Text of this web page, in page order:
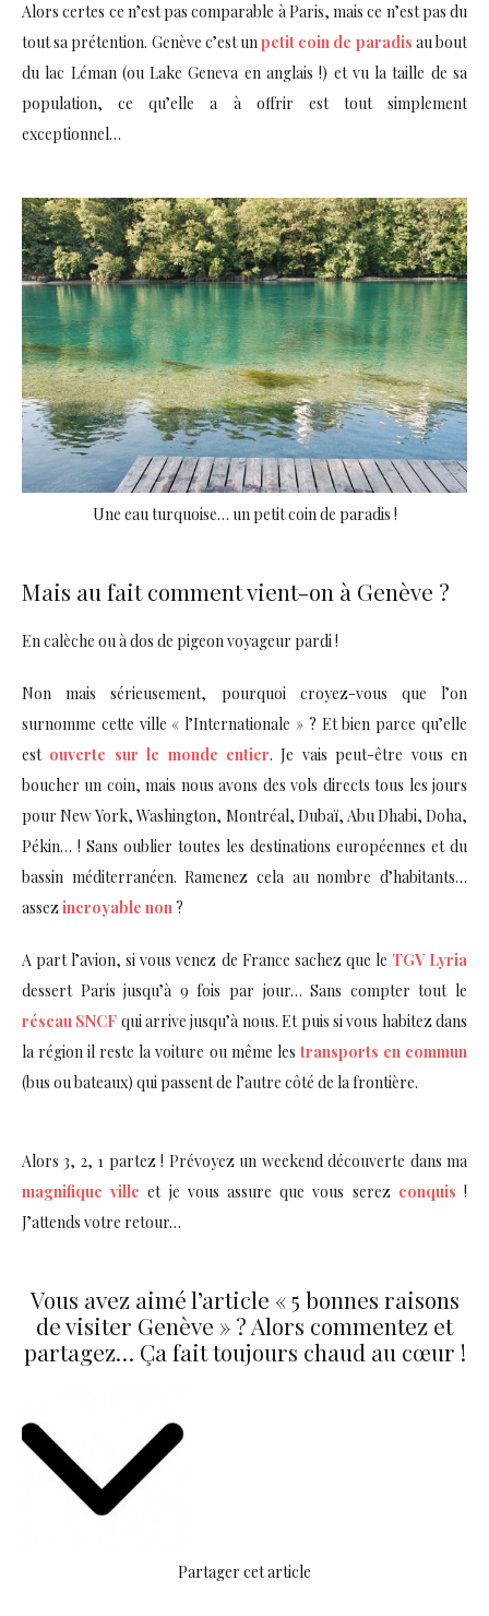
Alors certes ce n’est pas comparable à Paris, mais ce n’est pas du
tout sa prétention. Genève c’est unpetit coin de paradis au bout
du lac Léman (ou Lake Geneva en anglais !) et vu la taille de sa
population, ce qu’elle a à offrir est tout simplement
exceptionnel…
Une eau turquoise… un petit coin de paradis !
Mais au fait comment vient-on à Genève ?
En calèche ou à dos de pigeon voyageur pardi !
Non mais sérieusement, pourquoi croyez-vous que l’on
surnomme cette ville « l’Internationale » ? Et bien parce qu’elle
est ouverte sur le monde entier. Je vais peut-être vous en
boucher un coin, mais nous avons des vols directs tous les jours
pour New York, Washington, Montréal, Dubaï, Abu Dhabi, Doha,
Pékin… ! Sans oublier toutes les destinations européennes et du
bassin méditerranéen. Ramenez cela au nombre d’habitants…
assezincroyable non?
A part l’avion, si vous venez de France sachez que le TGV Lyria
dessert Paris jusqu’à 9 fois par jour… Sans compter tout le
réseau SNCF qui arrive jusqu’à nous. Et puis si vous habitez dans
la région il reste la voiture ou même les transports en commun
(bus ou bateaux) qui passent de l’autre côté de la frontière.
Alors 3, 2, 1 partez ! Prévoyez un weekend découverte dans ma
magnifique ville et je vous assure que vous serez conquis !
J’attends votre retour…
Vous avez aimé l’article « 5 bonnes raisons
de visiter Genève » ? Alors commentez et
partagez… Ça fait toujours chaud au cœur !
Partager cet article